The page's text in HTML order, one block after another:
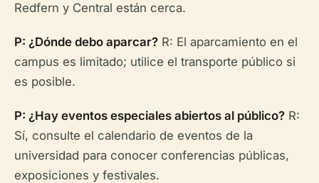
Redfern y Central están cerca.
P: ¿Dónde debo aparcar? R: El aparcamiento en el
campus es limitado; utilice el transporte público si
es posible.
P: ¿Hay eventos especiales abiertos al público? R:
Sí, consulte el calendario de eventos de la
universidad para conocer conferencias públicas,
exposiciones y festivales.